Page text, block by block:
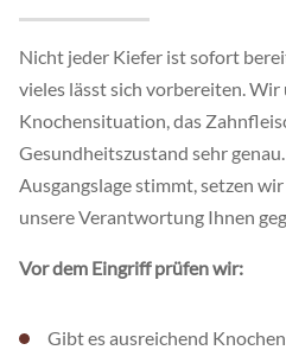
Nicht jeder Kiefer ist sofort
vieles lässt sich vorbereiten.
Knochensituation, das
Gesundheitszustand sehr
Ausgangslage stimmt, setzen
unsere Verantwortung Ihnen
Vor dem Eingriff prüfen wir:
Gibt es ausreichend